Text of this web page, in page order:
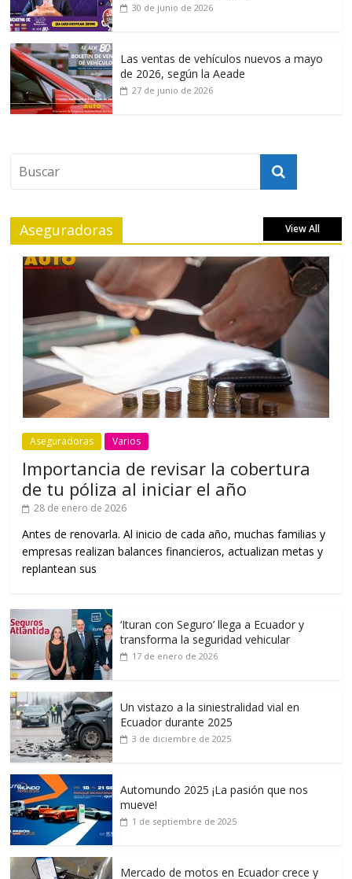
30 de junio de 2026
Las ventas de vehículos nuevos a mayo
de 2026, según la Aeade
27 de junio de 2026
Aseguradoras View All
Aseguradoras Varios
Importancia de revisar la cobertura
de tu póliza al iniciar el año
28 de enero de 2026
Antes de renovarla. Al inicio de cada año, muchas familias y
empresas realizan balances financieros, actualizan metas y
replantean sus
‘Ituran con Seguro’ llega a Ecuador y
transforma la seguridad vehicular
17 de enero de 2026
Un vistazo a la siniestralidad vial en
Ecuador durante 2025
3 de diciembre de 2025
Automundo 2025 ¡La pasión que nos
mueve!
1 de septiembre de 2025
Mercado de motos en Ecuador crece y